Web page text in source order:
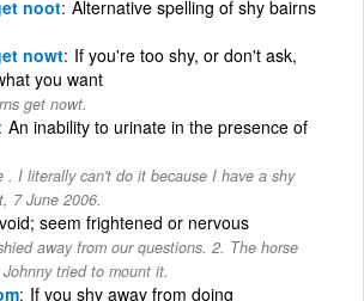
noot Alternative spelling of shy bairns
nowt If you're too shy, or don't ask,
you want
get nowt.
An inability to urinate in the presence of
. I literally can't do it because I have a shy
7 June 2006.
seem frightened or nervous
away from our questions. 2. The horse
tried to mount it.
If you shy away from doing